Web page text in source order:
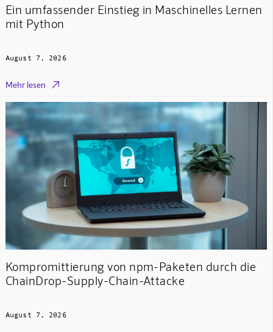
Ein umfassender Einstieg in Maschinelles Lernen
mit Python
August 7, 2026
Mehr lesen 
Kompromittierung von npm-Paketen durch die
ChainDrop-Supply-Chain-Attacke
August 7, 2026